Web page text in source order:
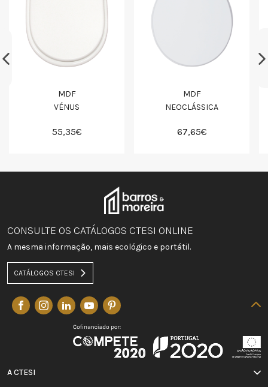
MDF
VÉNUS
55,35€
MDF
NEOCLÁSSICA
67,65€
CONSULTE OS CATÁLOGOS CTESI ONLINE
A mesma informação, mais ecológico e portátil.
CATÁLOGOS CTESI
A CTESI